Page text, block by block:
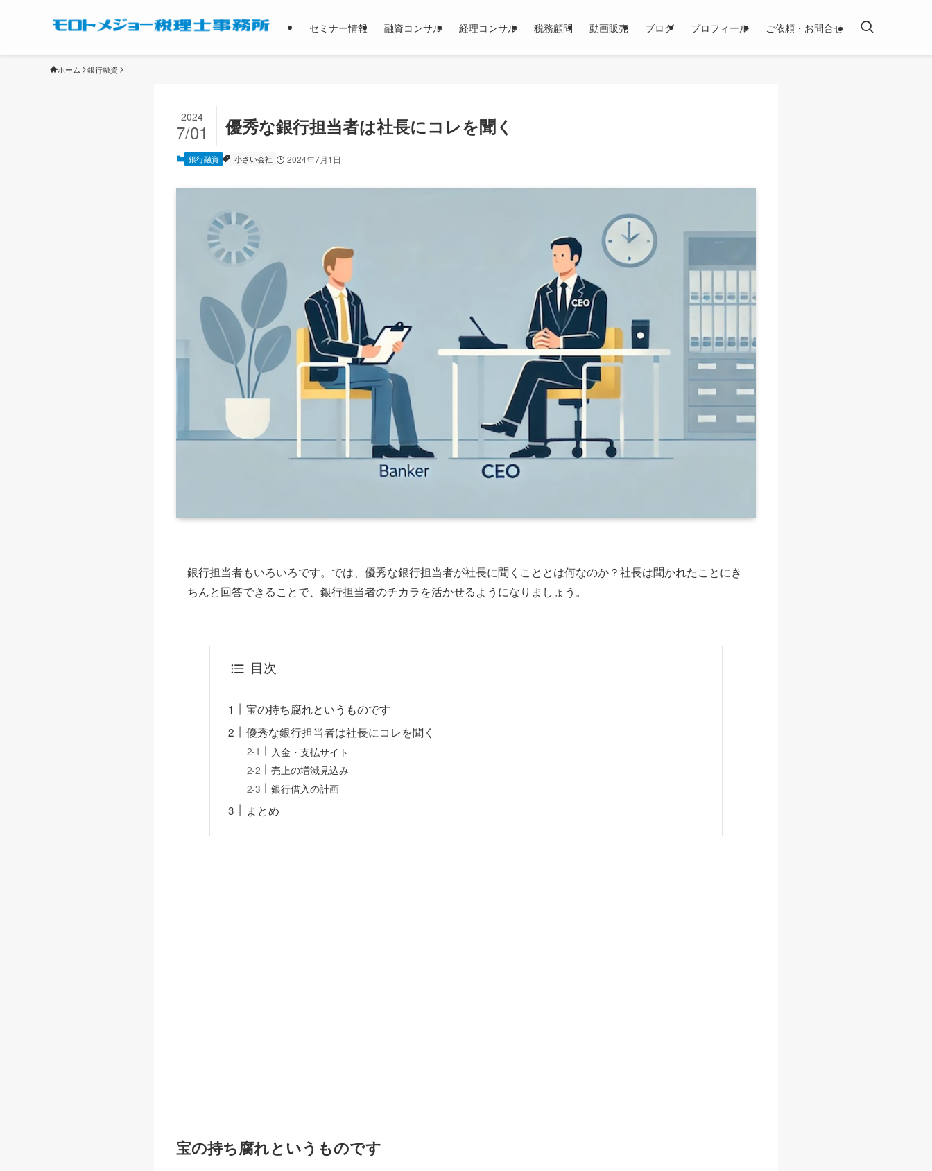
セミナー情報 融資コンサル 経理コンサル 税務顧問 動画販売 ブログ プロフィール ご依頼・お問合せ
ホーム 銀行融資
優秀な銀行担当者は社長にコレを聞く
2024
7/01
銀行融資 小さい会社 2024年7月1日
銀行担当者もいろいろです。では、優秀な銀行担当者が社長に聞くこととは何なのか？社長は聞かれたことにき
ちんと回答できることで、銀行担当者のチカラを活かせるようになりましょう。
目次
宝の持ち腐れというものです
優秀な銀行担当者は社長にコレを聞く
入金・支払サイト
売上の増減見込み
銀行借入の計画
まとめ
宝の持ち腐れというものです